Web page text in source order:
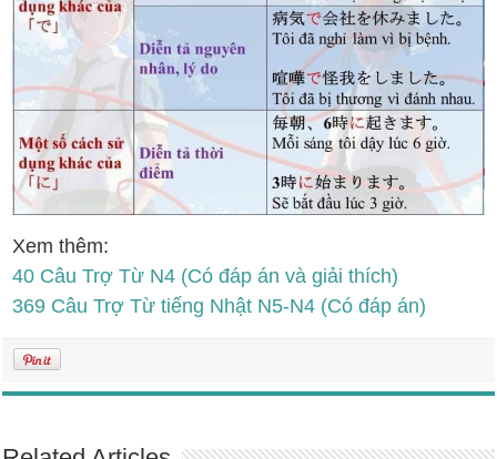
Xem thêm:
40 Câu Trợ Từ N4 (Có đáp án và giải thích)
369 Câu Trợ Từ tiếng Nhật N5-N4 (Có đáp án)